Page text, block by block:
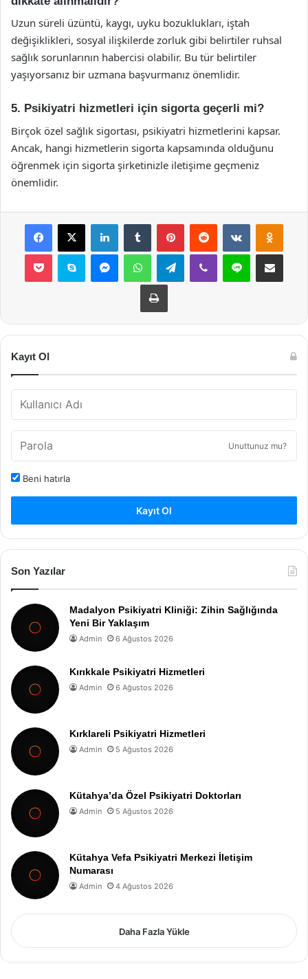
Uzun süreli üzüntü, kaygı, uyku bozuklukları, iştah
değişiklikleri, sosyal ilişkilerde zorluk gibi belirtiler ruhsal
sağlık sorunlarının habercisi olabilir. Bu tür belirtiler
yaşıyorsanız bir uzmana başvurmanız önemlidir.
5. Psikiyatri hizmetleri için sigorta geçerli mi?
Birçok özel sağlık sigortası, psikiyatri hizmetlerini kapsar.
Ancak, hangi hizmetlerin sigorta kapsamında olduğunu
öğrenmek için sigorta şirketinizle iletişime geçmeniz
önemlidir.
Facebook
X LinkedInTumblr PinterestReddit VKontakte
Pocket Skype MessengerWhatsAppTelegramViber Line E-Posta ile
Yazdır
Kayıt Ol
Unuttunuz mu?
Beni hatırla
Kayıt Ol
Son Yazılar
Madalyon Psikiyatri Kliniği: Zihin Sağlığında
Yeni Bir Yaklaşım
Admin 6 Ağustos 2026
Kırıkkale Psikiyatri Hizmetleri
Admin 6 Ağustos 2026
Kırklareli Psikiyatri Hizmetleri
Admin 5 Ağustos 2026
Kütahya’da Özel Psikiyatri Doktorları
Admin 5 Ağustos 2026
Kütahya Vefa Psikiyatri Merkezi İletişim
Numarası
Admin 4 Ağustos 2026
Daha Fazla Yükle